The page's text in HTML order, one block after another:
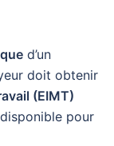
d’un
doit obtenir
(EIMT)
disponible pour